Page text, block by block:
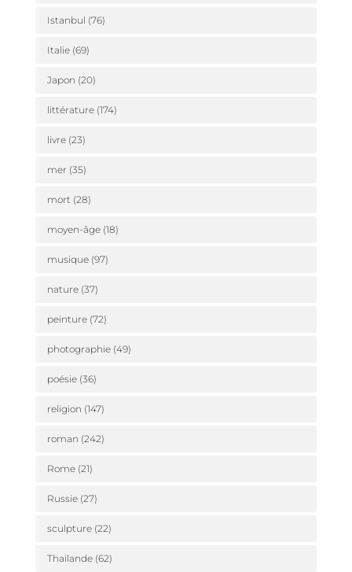
Istanbul (76)
Italie(69)
Japon (20)
littérature(174)
livre(23)
mer (35)
mort(28)
moyen-âge(18)
musique(97)
nature(37)
peinture(72)
photographie(49)
poésie(36)
religion (147)
roman (242)
Rome(21)
Russie(27)
sculpture(22)
Thaïlande(62)